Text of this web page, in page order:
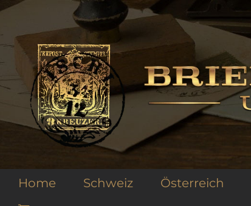
Zum
springen
Home Schweiz Österreich